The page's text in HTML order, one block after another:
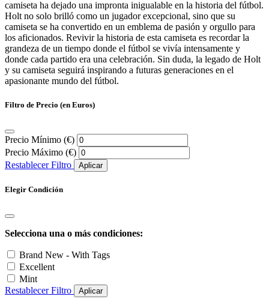
camiseta ha dejado una impronta inigualable en la historia del fútbol.
Holt no solo brilló como un jugador excepcional, sino que su
camiseta se ha convertido en un emblema de pasión y orgullo para
los aficionados. Revivir la historia de esta camiseta es recordar la
grandeza de un tiempo donde el fútbol se vivía intensamente y
donde cada partido era una celebración. Sin duda, la legado de Holt
y su camiseta seguirá inspirando a futuras generaciones en el
apasionante mundo del fútbol.
Filtro de Precio (en Euros)
Precio Mínimo (€)
Precio Máximo (€)
Restablecer Filtro
Aplicar
Elegir Condición
Selecciona una o más condiciones:
Brand New - With Tags
Excellent
Mint
Restablecer Filtro
Aplicar